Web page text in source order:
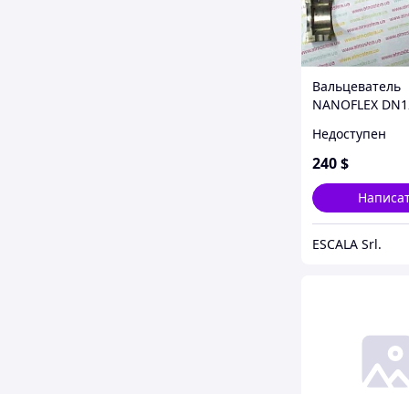
Вальцеватель
NANOFLEX
Недоступен
240$
ESCALA Srl.